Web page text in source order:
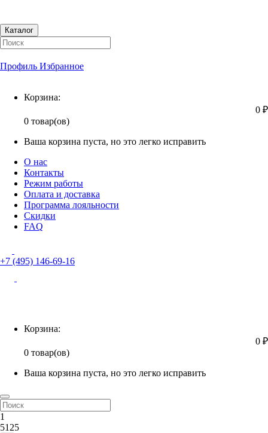
Каталог
Профиль Избранное
Корзина:
0 ₽
0 товар(ов)
Ваша корзина пуста, но это легко исправить
О нас
Контакты
Режим работы
Оплата и доставка
Программа лояльности
Скидки
FAQ
+7 (495) 146-69-16
Корзина:
0 ₽
0 товар(ов)
Ваша корзина пуста, но это легко исправить
1
5125